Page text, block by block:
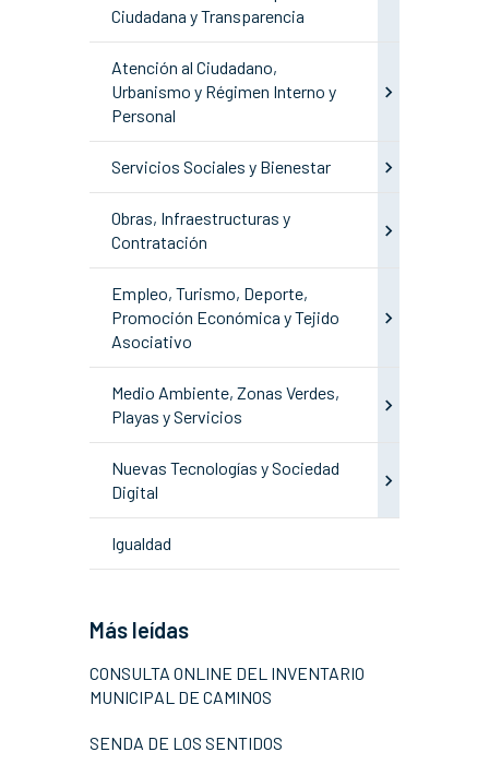
Ciudadana y Transparencia
Atención al Ciudadano,
Urbanismo y Régimen Interno y
Personal
Servicios Sociales y Bienestar
Obras, Infraestructuras y
Contratación
Empleo, Turismo, Deporte,
Promoción Económica y Tejido
Asociativo
Medio Ambiente, Zonas Verdes,
Playas y Servicios
Nuevas Tecnologías y Sociedad
Digital
Igualdad
Más leídas
CONSULTA ONLINE DEL INVENTARIO
MUNICIPAL DE CAMINOS
SENDA DE LOS SENTIDOS